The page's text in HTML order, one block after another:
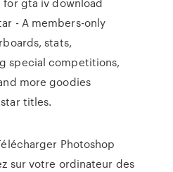
- A members-only
stats,
special competitions,
more goodies
titles.
Photoshop
sur votre ordinateur des